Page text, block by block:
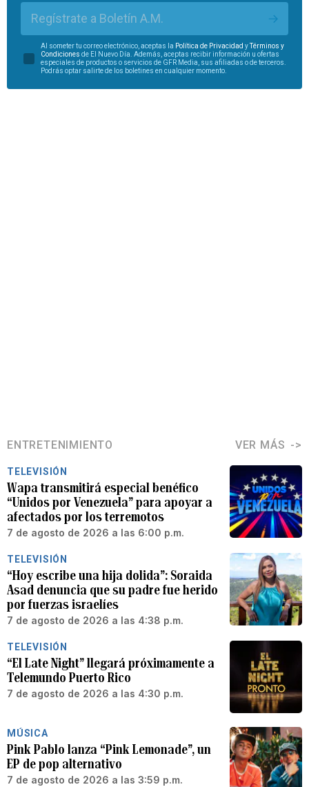
Regístrate a Boletín A.M.
Al someter tu correo electrónico, aceptas la Política de Privacidad y
Términos y
Condiciones de El Nuevo Día. Además, aceptas recibir información u ofertas
especiales de productos o servicios de GFR Media, sus afiliadas o de terceros.
Podrás optar salirte de los boletines en cualquier momento.
ENTRETENIMIENTO VER MÁS
TELEVISIÓN
Wapa transmitirá especial benéfico
“Unidos por Venezuela” para apoyar a
afectados por los terremotos
7 de agosto de 2026 a las 6:00 p.m.
TELEVISIÓN
“Hoy escribe una hija dolida”: Soraida
Asad denuncia que su padre fue herido
por fuerzas israelíes
7 de agosto de 2026 a las 4:38 p.m.
TELEVISIÓN
“El Late Night” llegará próximamente a
Telemundo Puerto Rico
7 de agosto de 2026 a las 4:30 p.m.
MÚSICA
Pink Pablo lanza “Pink Lemonade”, un
EP de pop alternativo
7 de agosto de 2026 a las 3:59 p.m.